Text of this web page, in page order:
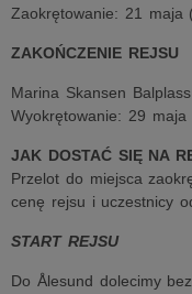
Zaokrętowanie: 21
ZAKOŃCZENIE REJSU
Marina Skansen
Wyokrętowanie: 29
JAK DOSTAĆ SIĘ NA
Przelot do miejsca
cenę rejsu i uczestnicy
START REJSU
Do Ålesund dolecimy